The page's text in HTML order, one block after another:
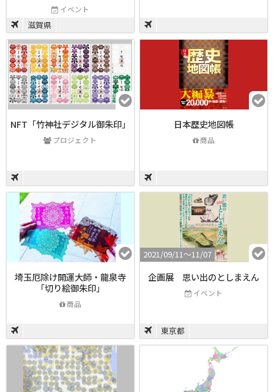
イベント
滋賀県
NFT「竹神社デジタル御朱印」
プロジェクト
日本歴史地図帳
商品
埼玉厄除け開運大師・龍泉寺
「切り絵御朱印」
商品
2021/09/11〜11/07
企画展 思い出のとしまえん
イベント
東京都